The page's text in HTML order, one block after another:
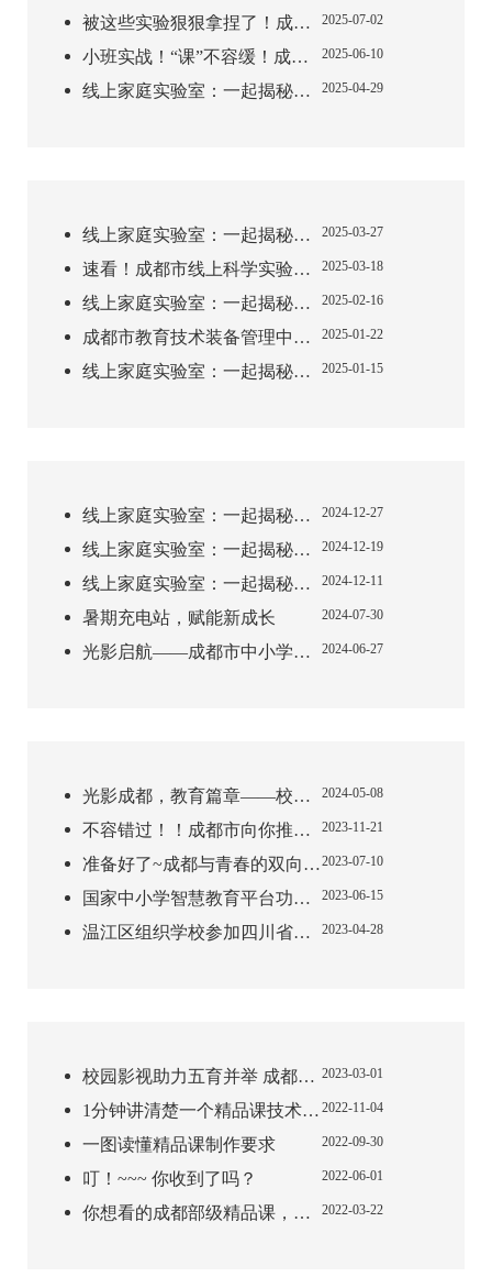
被这些实验狠狠拿捏了！成都教师获奖作品，每一个都想动手试试——2025年成都市科学实验获奖作品大赏 2025-07-02
小班实战！“课”不容缓！成都精品课摄制专项培训助力教师成长 2025-06-10
线上家庭实验室：一起揭秘生活中的科学现象【第七期】 2025-04-29
线上家庭实验室：一起揭秘生活中的科学现象【第六期】 2025-03-27
速看！成都市线上科学实验微视频征集活动开始啦！ 2025-03-18
线上家庭实验室：一起揭秘生活中的科学现象【第五期】 2025-02-16
成都市教育技术装备管理中心关于开展成都市第二十一届学生信息素养提升实践活动的函（成教技函〔2025〕5号） 2025-01-22
线上家庭实验室：一起揭秘生活中的科学现象【第四期】 2025-01-15
线上家庭实验室：一起揭秘生活中的科学现象【第三期】 2024-12-27
线上家庭实验室：一起揭秘生活中的科学现象【第二期】 2024-12-19
线上家庭实验室：一起揭秘生活中的科学现象【第一期】 2024-12-11
暑期充电站，赋能新成长 2024-07-30
光影启航——成都市中小学教育影视人员专项培训纪实 2024-06-27
光影成都，教育篇章——校园影视，用镜头追寻成长里的光 2024-05-08
不容错过！！成都市向你推荐这些案例作品 2023-11-21
准备好了~成都与青春的双向奔赴2023-07-10
国家中小学智慧教育平台功能全解析，微视频助您轻松上手 2023-06-15
温江区组织学校参加四川省第十五届校园影视节目制作培训班 2023-04-28
校园影视助力五育并举 成都作品闪耀全省舞台 2023-03-01
1分钟讲清楚一个精品课技术问题 2022-11-04
一图读懂精品课制作要求 2022-09-30
叮！~~~ 你收到了吗？ 2022-06-01
你想看的成都部级精品课，这里都有 2022-03-22